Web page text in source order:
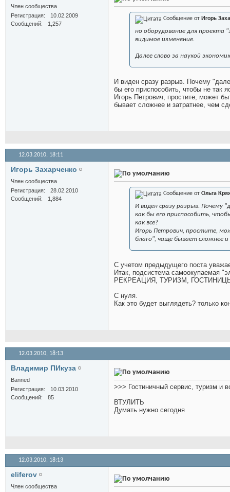
Член сообщества
Регистрация
10.02.2009
Сообщений
1,257
Сообщение от Игорь
но оборудование для проекта
видимое изменение.
Далее слово за наукой
И виден сразу разрыв. Почему
бы его приспособить, чтобы не так
Игорь Петрович, простите, может
бывает сложнее и затратнее, чем
12.03.2010, 18:11
Игорь Захарченко
Член сообщества
Регистрация
28.02.2010
Сообщений
1,884
Сообщение от Ольга
И виден сразу разрыв. Почему
как бы его приспособить,
как все?
Игорь Петрович, простите,
благо", чаще бывает сложнее и
С учетом предыдущего поста
Итак, подсистема самоокупаемая
РЕКРЕАЦИЯ, ТУРИЗМ,
С нуля.
Как это будет выглядеть? только
12.03.2010, 18:13
Владимир ПИкуза
Banned
Регистрация
10.03.2010
Сообщений
85
>>> Гостиничный сервис, туризм и
ВТУЛИТЬ
Думать нужно сегодня
12.03.2010, 18:13
eliferov
Член сообщества